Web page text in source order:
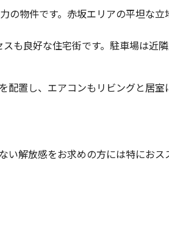
の物件です。赤坂エリアの平坦な
も良好な住宅街です。駐車場は近
置し、エアコンもリビングと居室
解放感をお求めの方には特におス